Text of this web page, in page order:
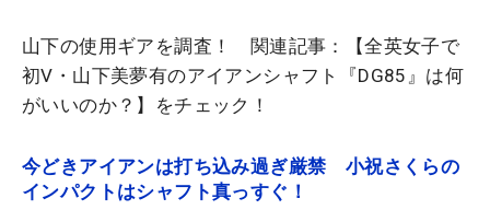
山下の使用ギアを調査！ 関連記事：【全英女子で
初V・山下美夢有のアイアンシャフト『DG85』は何
がいいのか？】をチェック！
今どきアイアンは打ち込み過ぎ厳禁 小祝さくらの
インパクトはシャフト真っすぐ！